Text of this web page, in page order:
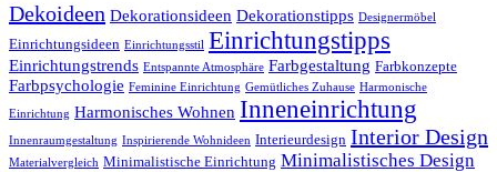
Dekoideen Dekorationsideen Dekorationstipps Designermöbel
Einrichtungsideen Einrichtungsstil Einrichtungstipps
Einrichtungstrends Entspannte Atmosphäre Farbgestaltung Farbkonzepte
Farbpsychologie Feminine Einrichtung Gemütliches Zuhause Harmonische
Einrichtung Harmonisches Wohnen Inneneinrichtung
Innenraumgestaltung Inspirierende Wohnideen Interieurdesign Interior Design
Materialvergleich Minimalistische Einrichtung Minimalistisches Design